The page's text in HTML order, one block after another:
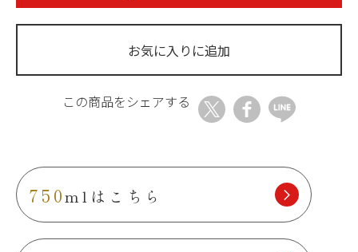
お気に入りに追加
この商品をシェアする
750mlはこちら